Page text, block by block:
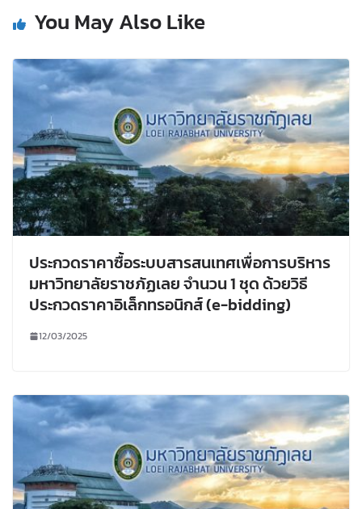
You May Also Like
ประกวดราคาซื้อระบบสารสนเทศเพื่อการบริหาร
มหาวิทยาลัยราชภัฏเลย จำนวน 1 ชุด ด้วยวิธี
ประกวดราคาอิเล็กทรอนิกส์ (e-bidding)
12/03/2025